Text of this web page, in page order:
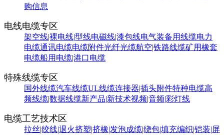
购信息
电线电缆专区
架空线|裸电线|型线电磁线|漆包线电气装备用线缆电力
电缆通讯电缆电缆附件光纤光缆航空|铁路线缆矿用橡套
电缆船用电缆|港口电缆
特殊线缆专区
国外线缆汽车线缆UL线缆连接器|插头附件特种电缆高
频线缆|数据线缆新产品|新技术视频|音频|彩灯线
电缆工艺技术区
拉丝|绞线|退火挤塑|挤橡|发泡成缆|绕包|填充编织|铠装|屏